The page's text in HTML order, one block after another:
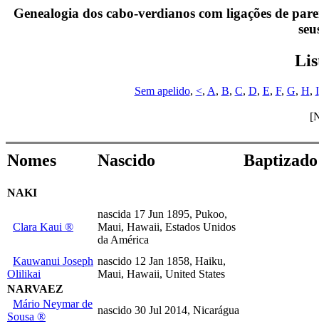
Genealogia dos cabo-verdianos com ligações de
Sem apelido, <, A, B, C, D, E, F, G, H, I
Nomes Nascido Baptizado
NAKI
Clara Kaui ®
nascida 17 Jun 1895, Pukoo,
Maui, Hawaii, Estados Unidos
da América
Kauwanui Joseph
Olilikai
nascido 12 Jan 1858, Haiku,
Maui, Hawaii, United States
NARVAEZ
Mário Neymar de
Sousa ®
nascido 30 Jul 2014, Nicarágua